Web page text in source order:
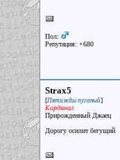
Пол:
Репутация: +680
Strax5
[Пятижды пуганый]
Кардинал
Прирожденный Джаец
Дорогу осилит бегущий